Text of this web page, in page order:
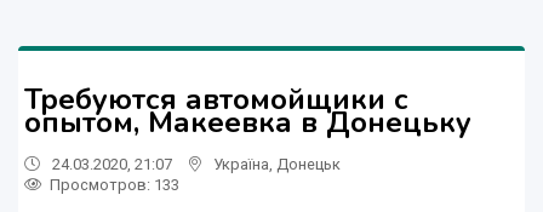
Требуются автомойщики с
опытом, Макеевка в Донецьку
24.03.2020, 21:07 Україна Донецьк
Просмотров: 133